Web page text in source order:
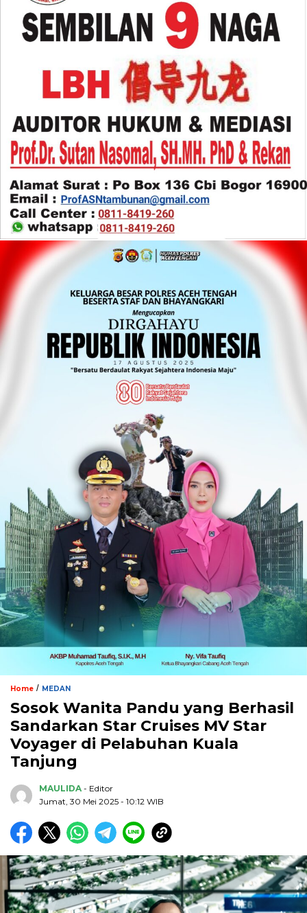
Home / MEDAN
Sosok Wanita Pandu yang Berhasil
Sandarkan Star Cruises MV Star
Voyager di Pelabuhan Kuala
Tanjung
MAULIDA - Editor
Jumat, 30 Mei 2025 - 10:12 WIB